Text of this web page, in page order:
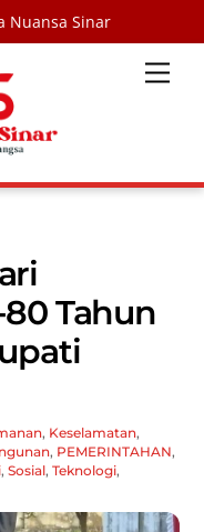
Nuansa Sinar
Tahun
, Keselamatan,
, PEMERINTAHAN,
,Sosial,Teknologi,